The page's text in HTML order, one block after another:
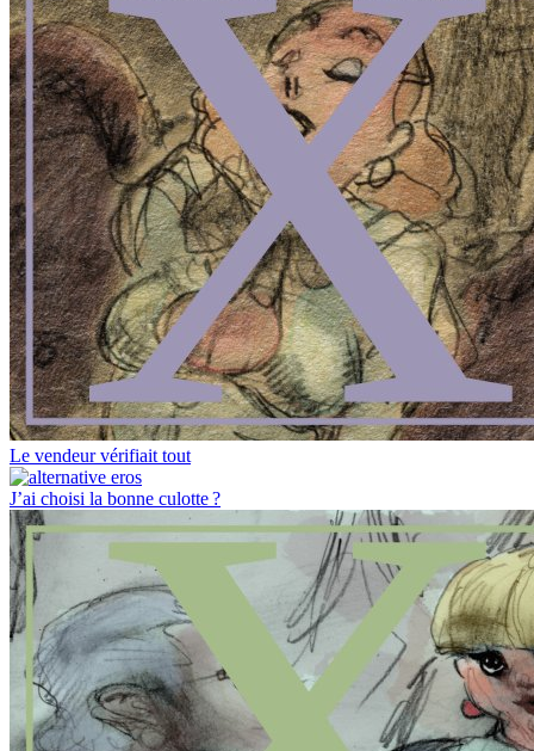
Le vendeur vérifiait tout
J’ai choisi la bonne culotte ?